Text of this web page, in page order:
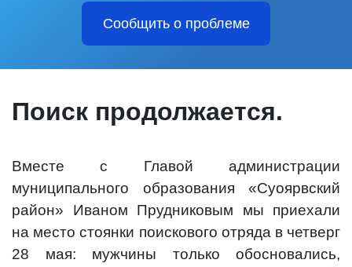
Сообщить о проблеме
Поиск продолжается.
Вместе с Главой администрации
муниципального образования «Суоярвский
район» Иваном Прудниковым мы приехали
на место стоянки поискового отряда в четверг
28 мая: мужчины только обосновались,